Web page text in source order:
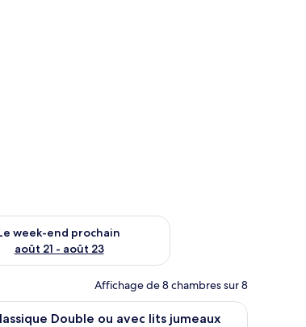
- août 16
week-end prochain
août 21 - août 23
disponibilité pour le week-end prochain août 21 -
Affichage de 8 chambres sur 8
et une vue sur l’extérieur.Une chambre moderne avec un grand lit,
Double ou avec lits jumeaux